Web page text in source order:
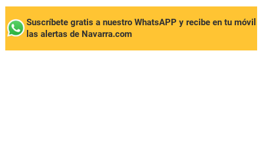
Suscríbete gratis a nuestro WhatsAPP y recibe en tu móvil
las alertas de Navarra.com